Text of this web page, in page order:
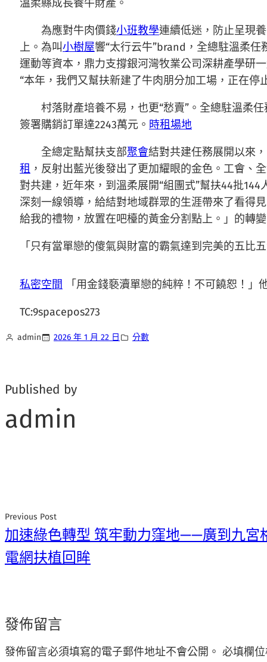
溫柔縣成長養牛財產。
為應對牛肉價錢小班教學連續低迷，防止呈現
上。為叫小樹屋響“太行云牛”brand，全總駐溫柔
運動等資本，鼎力支撐銀河灣牧業公司深耕產學研
“本年，我們又幫扶新建了牛肉朋分加工場，正在
村落財產培養不易，也更“愁賣”。全總駐溫柔
簽署購銷訂單達2243萬元。 時租場地
全總定點幫扶支部聚會結對共建任務展開以來
租 ，反射出藍光後發出了更加耀眼的金色。工會、
對共建，近年來，到溫柔展開“組團式”幫扶44批
深刻一線領導，給結對地域群眾的生涯帶來了看得
給我的禮物，放置在吧檯的黃金分割點上。」的轉
「只有當單戀的傻氣與財富的霸氣達到完美的五比
私密空間 「用金錢褻瀆單戀的純粹！不可饒恕！
TC:9spacepos273
admin 2026 年 1 月 22 日 分數
Published by
admin
Previous Post
加速綠色轉型 筑牢動力窪地——廣到九宮
電網扶植回眸
發佈留言
發佈留言必須填寫的電子郵件地址不會公開。 必填欄